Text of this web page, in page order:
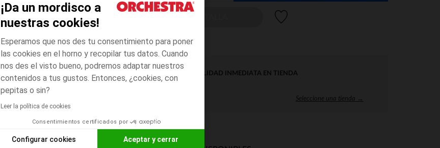
¡Da un mordisco a
nuestras cookies!
Esperamos que nos des tu consentimiento para poner
las cookies en el horno y recopilar tus datos. Cuando
nos des el visto bueno, podremos adaptar nuestros
contenidos a tus gustos. Entonces, ¿cookies, con
pepitas o sin?
Leer la política de cookies
Consentimientos certificados por
Configurar cookies Aceptar y cerrar
DISPONIBILIDAD INMEDIATA EN TIENDA
Seleccione una tienda →